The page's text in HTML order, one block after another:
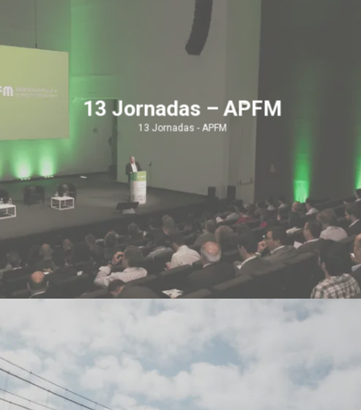
13 Jornadas – APFM
13 Jornadas - APFM